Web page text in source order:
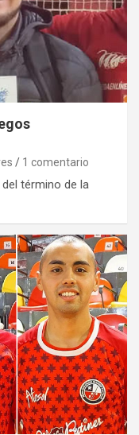
1 comentario
término de la